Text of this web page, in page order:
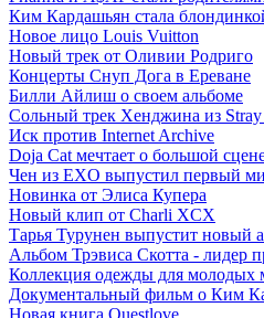
Ким Кардашьян стала
Новое лицо Louis Vuitton
Новый трек от Оливии Родриго
Концерты Снуп Дога в Ереване
Билли Айлиш о своем альбоме
Сольный трек Хенджина из
Иск против Internet Archive
Doja Cat мечтает о большой
Чен из EXO выпустил первый
Новинка от Элиса Купера
Новый клип от Charli XCX
Тарья Турунен выпустит новый
Альбом Трэвиса Скотта - лидер
Коллекция одежды для молодых
Документальный фильм о Ким